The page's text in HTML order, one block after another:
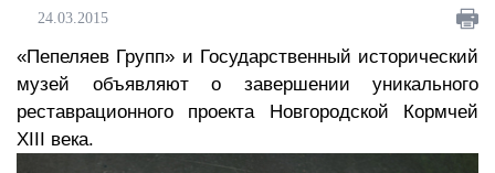
Français
日本語
Português
24.03.2015
«Пепеляев Групп» и Государственный исторический
музей объявляют о завершении уникального
реставрационного проекта Новгородской Кормчей
XIII века.